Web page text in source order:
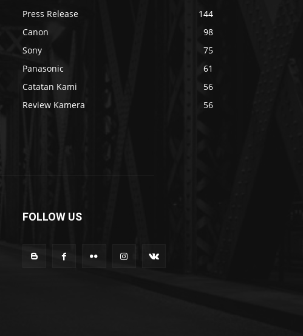
Press Release
144
Canon
98
Sony
75
Panasonic
61
Catatan Kami
56
Review Kamera
56
FOLLOW US